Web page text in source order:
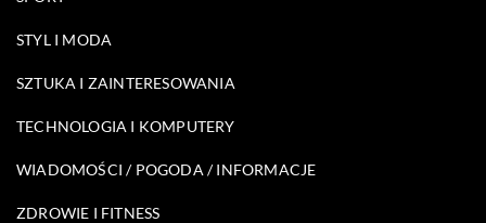
STYL I MODA
SZTUKA I ZAINTERESOWANIA
TECHNOLOGIA I KOMPUTERY
WIADOMOŚCI / POGODA / INFORMACJE
ZDROWIE I FITNESS